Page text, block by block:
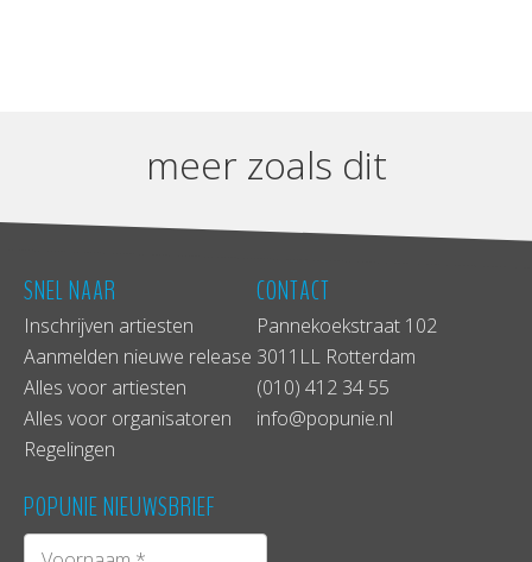
meer zoals dit
SNEL NAAR
Inschrijven artiesten
Aanmelden nieuwe release
Alles voor artiesten
Alles voor organisatoren
Regelingen
CONTACT
Pannekoekstraat 102
3011LL Rotterdam
(010) 412 34 55
info@popunie.nl
POPUNIE NIEUWSBRIEF